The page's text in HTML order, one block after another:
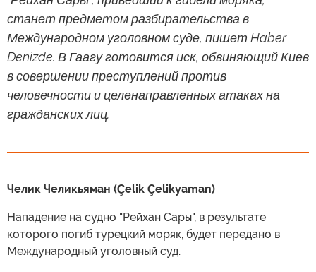
станет предметом разбирательства в
Международном уголовном суде, пишет Haber
Denizde. В Гаагу готовится иск, обвиняющий Киев
в совершении преступлений против
человечности и целенаправленных атаках на
гражданских лиц.
Челик Челикьяман (Çelik Çelikyaman)
Нападение на судно "Рейхан Сары", в результате
которого погиб турецкий моряк, будет передано в
Международный уголовный суд.